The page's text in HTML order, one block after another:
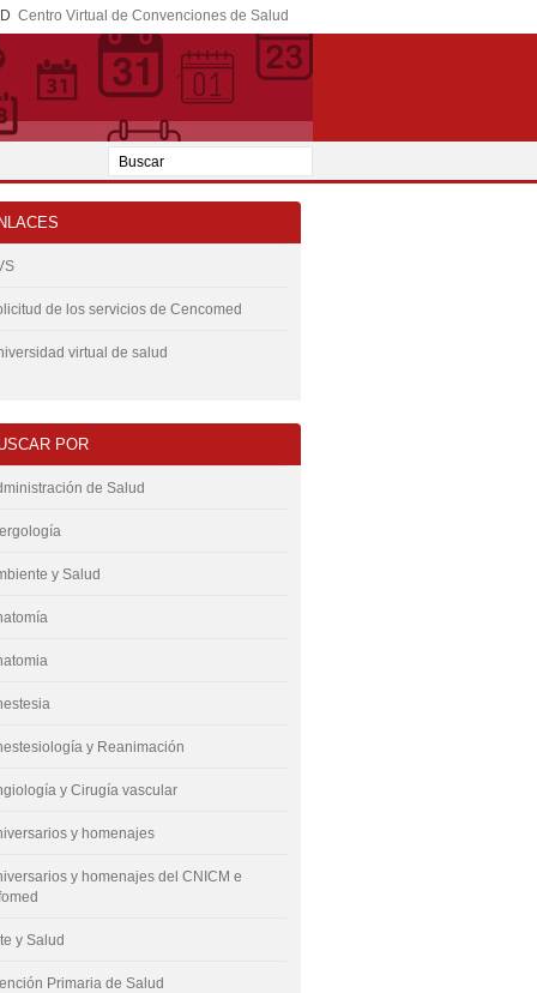
Centro Virtual de Convenciones de Salud
de los servicios de Cencomed
virtual de salud
POR
de Salud
y Salud
y Reanimación
y Cirugía vascular
y homenajes
y homenajes del CNICM e
y Salud
Primaria de Salud